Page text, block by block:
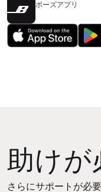
ボーズアプリ
助けが
さらにサポートが必